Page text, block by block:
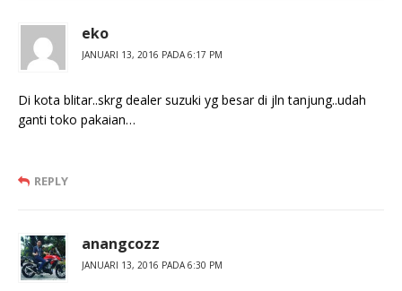
eko
JANUARI 13, 2016 PADA 6:17 PM
Di kota blitar..skrg dealer suzuki yg besar di jln tanjung..udah
ganti toko pakaian…
REPLY
anangcozz
JANUARI 13, 2016 PADA 6:30 PM